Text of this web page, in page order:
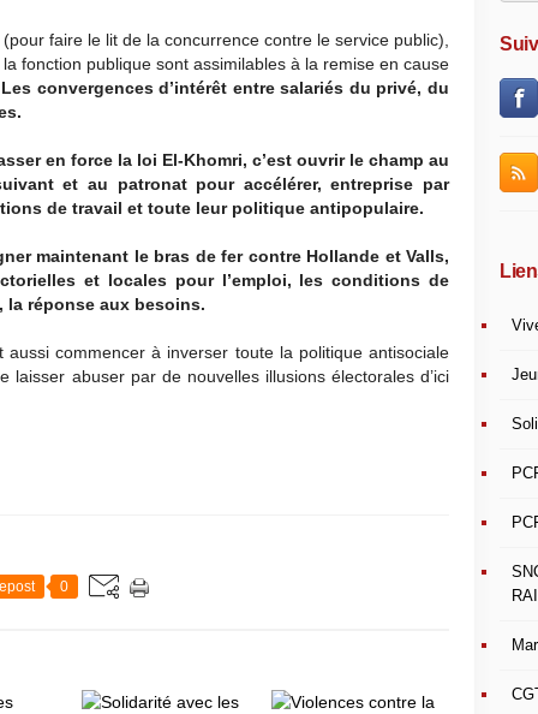
faire le lit de la concurrence contre le service public),
fonction publique sont assimilables à la remise en cause
convergences d’intérêt entre salariés du privé, du
en force la loi El-Khomri, c’est ouvrir le champ au
et au patronat pour accélérer, entreprise par
de travail et toute leur politique antipopulaire.
maintenant le bras de fer contre Hollande et Valls,
et locales pour l’emploi, les conditions de
la réponse aux besoins.
aussi commencer à inverser toute la politique antisociale
laisser abuser par de nouvelles illusions électorales d’ici
0